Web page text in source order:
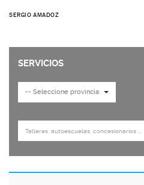
SERGIO AMADOZ